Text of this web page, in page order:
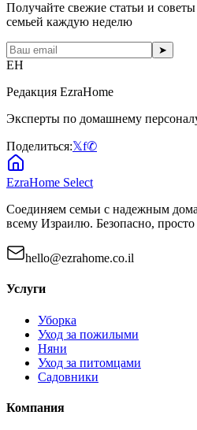
Получайте свежие статьи и
семьей каждую неделю
➤
EH
Редакция EzraHome
Эксперты по домашнему
Поделиться:𝕏f✆
EzraHome Select
Соединяем семьи с надежным
всему Израилю. Безопасно,
hello@ezrahome.co.il
Услуги
Уборка
Уход за пожилыми
Няни
Уход за питомцами
Садовники
Компания